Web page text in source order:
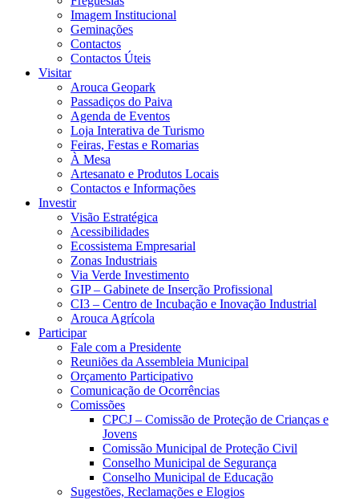
Imagem Institucional
Geminações
Contactos
Contactos Úteis
Visitar
Arouca Geopark
Passadiços do Paiva
Agenda de Eventos
Loja Interativa de Turismo
Feiras, Festas e Romarias
À Mesa
Artesanato e Produtos Locais
Contactos e Informações
Investir
Visão Estratégica
Acessibilidades
Ecossistema Empresarial
Zonas Industriais
Via Verde Investimento
GIP – Gabinete de Inserção Profissional
CI3 – Centro de Incubação e Inovação Industrial
Arouca Agrícola
Participar
Fale com a Presidente
Reuniões da Assembleia Municipal
Orçamento Participativo
Comunicação de Ocorrências
Comissões
CPCJ – Comissão de Proteção de Crianças e
Jovens
Comissão Municipal de Proteção Civil
Conselho Municipal de Segurança
Conselho Municipal de Educação
Sugestões, Reclamações e Elogios